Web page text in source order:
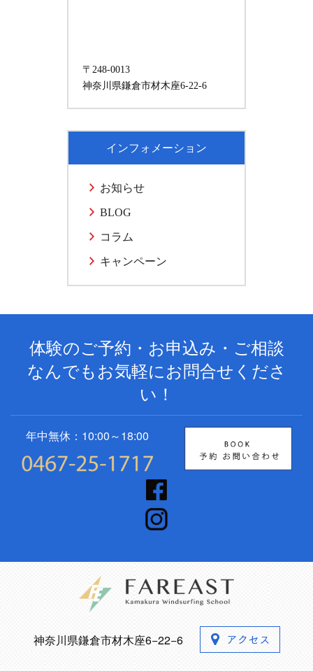
〒248-0013
神奈川県鎌倉市材木座6-22-6
インフォメーション
お知らせ
BLOG
コラム
キャンペーン
体験のご予約・お申込み・ご相談
なんでもお気軽にお問合せくださ
い！
年中無休：10:00～18:00
神奈川県鎌倉市材木座6−22−6